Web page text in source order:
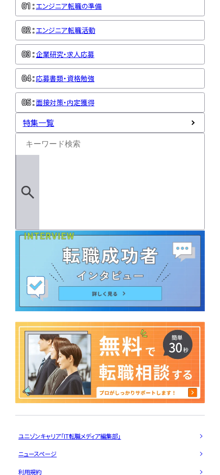
エンジニア転職の準備
エンジニア転職活動
企業研究・求人応募
応募書類・資格勉強
面接対策・内定獲得
特集一覧
ユニゾンキャリア「IT転職メディア編集部」
ニュースページ
利用規約